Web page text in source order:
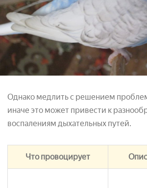
Однако медлить с решением
иначе это может привести к
воспалениям дыхательных путей.
Что провоцирует